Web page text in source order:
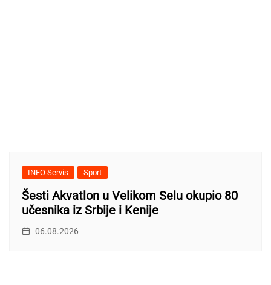
INFO Servis Sport
Šesti Akvatlon u Velikom Selu okupio 80
učesnika iz Srbije i Kenije
06.08.2026